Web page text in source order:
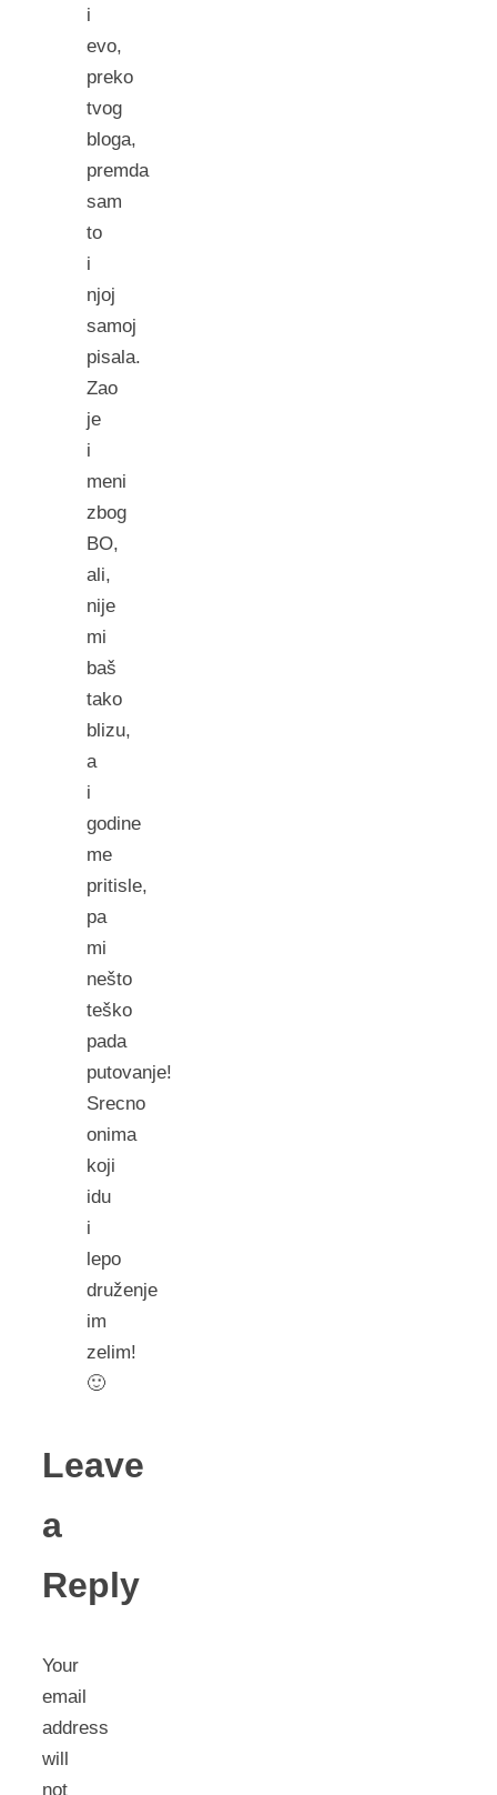
i
evo,
preko
tvog
bloga,
premda
sam
to
i
njoj
samoj
pisala.
Zao
je
i
meni
zbog
BO,
ali,
nije
mi
baš
tako
blizu,
a
i
godine
me
pritisle,
pa
mi
nešto
teško
pada
putovanje!
Srecno
onima
koji
idu
i
lepo
druženje
im
zelim!
🙂
Leave
a
Reply
Your
email
address
will
not